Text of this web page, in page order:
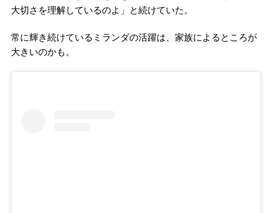
大切さを理解しているのよ」と続けていた。
常に輝き続けているミランダの活躍は、家族によるところが
大きいのかも。